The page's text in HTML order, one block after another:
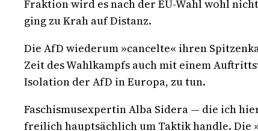
Fraktion wird es nach der EU-Wahl wohl
ging zu Krah auf Distanz.
Die AfD wiederum »cancelte« ihren
Zeit des Wahlkampfs auch mit einem
Isolation der AfD in Europa, zu tun.
Faschismusexpertin Alba Sidera — die ich
freilich hauptsächlich um Taktik handle. Die